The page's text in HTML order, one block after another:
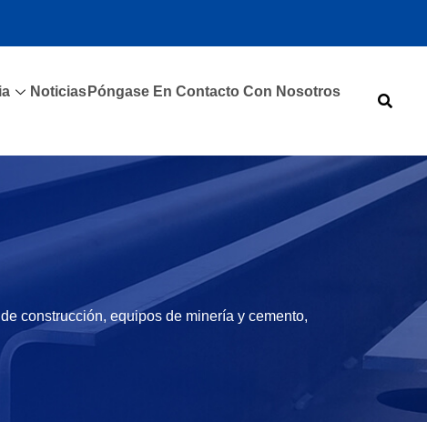
Noticias Póngase En Contacto Con Nosotros
construcción, equipos de minería y cemento,